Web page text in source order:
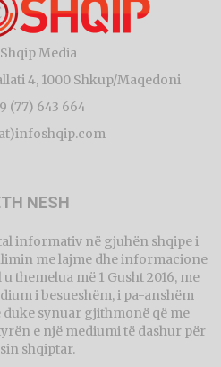
Media
4, 1000 Shkup/Maqedoni
(77) 643 664
NESH
informativ në gjuhën shqipe i
me lajme dhe informacione
themelua më 1 Gusht 2016, me
i besueshëm, i pa-anshëm
synuar gjithmonë që me
e një mediumi të dashur për
shqiptar.